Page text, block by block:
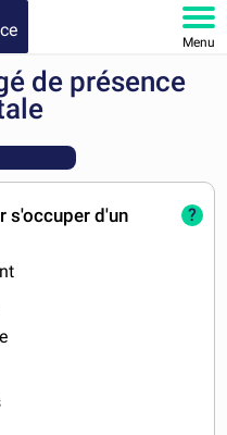
Menu
de présence
s'occuper d'un
?